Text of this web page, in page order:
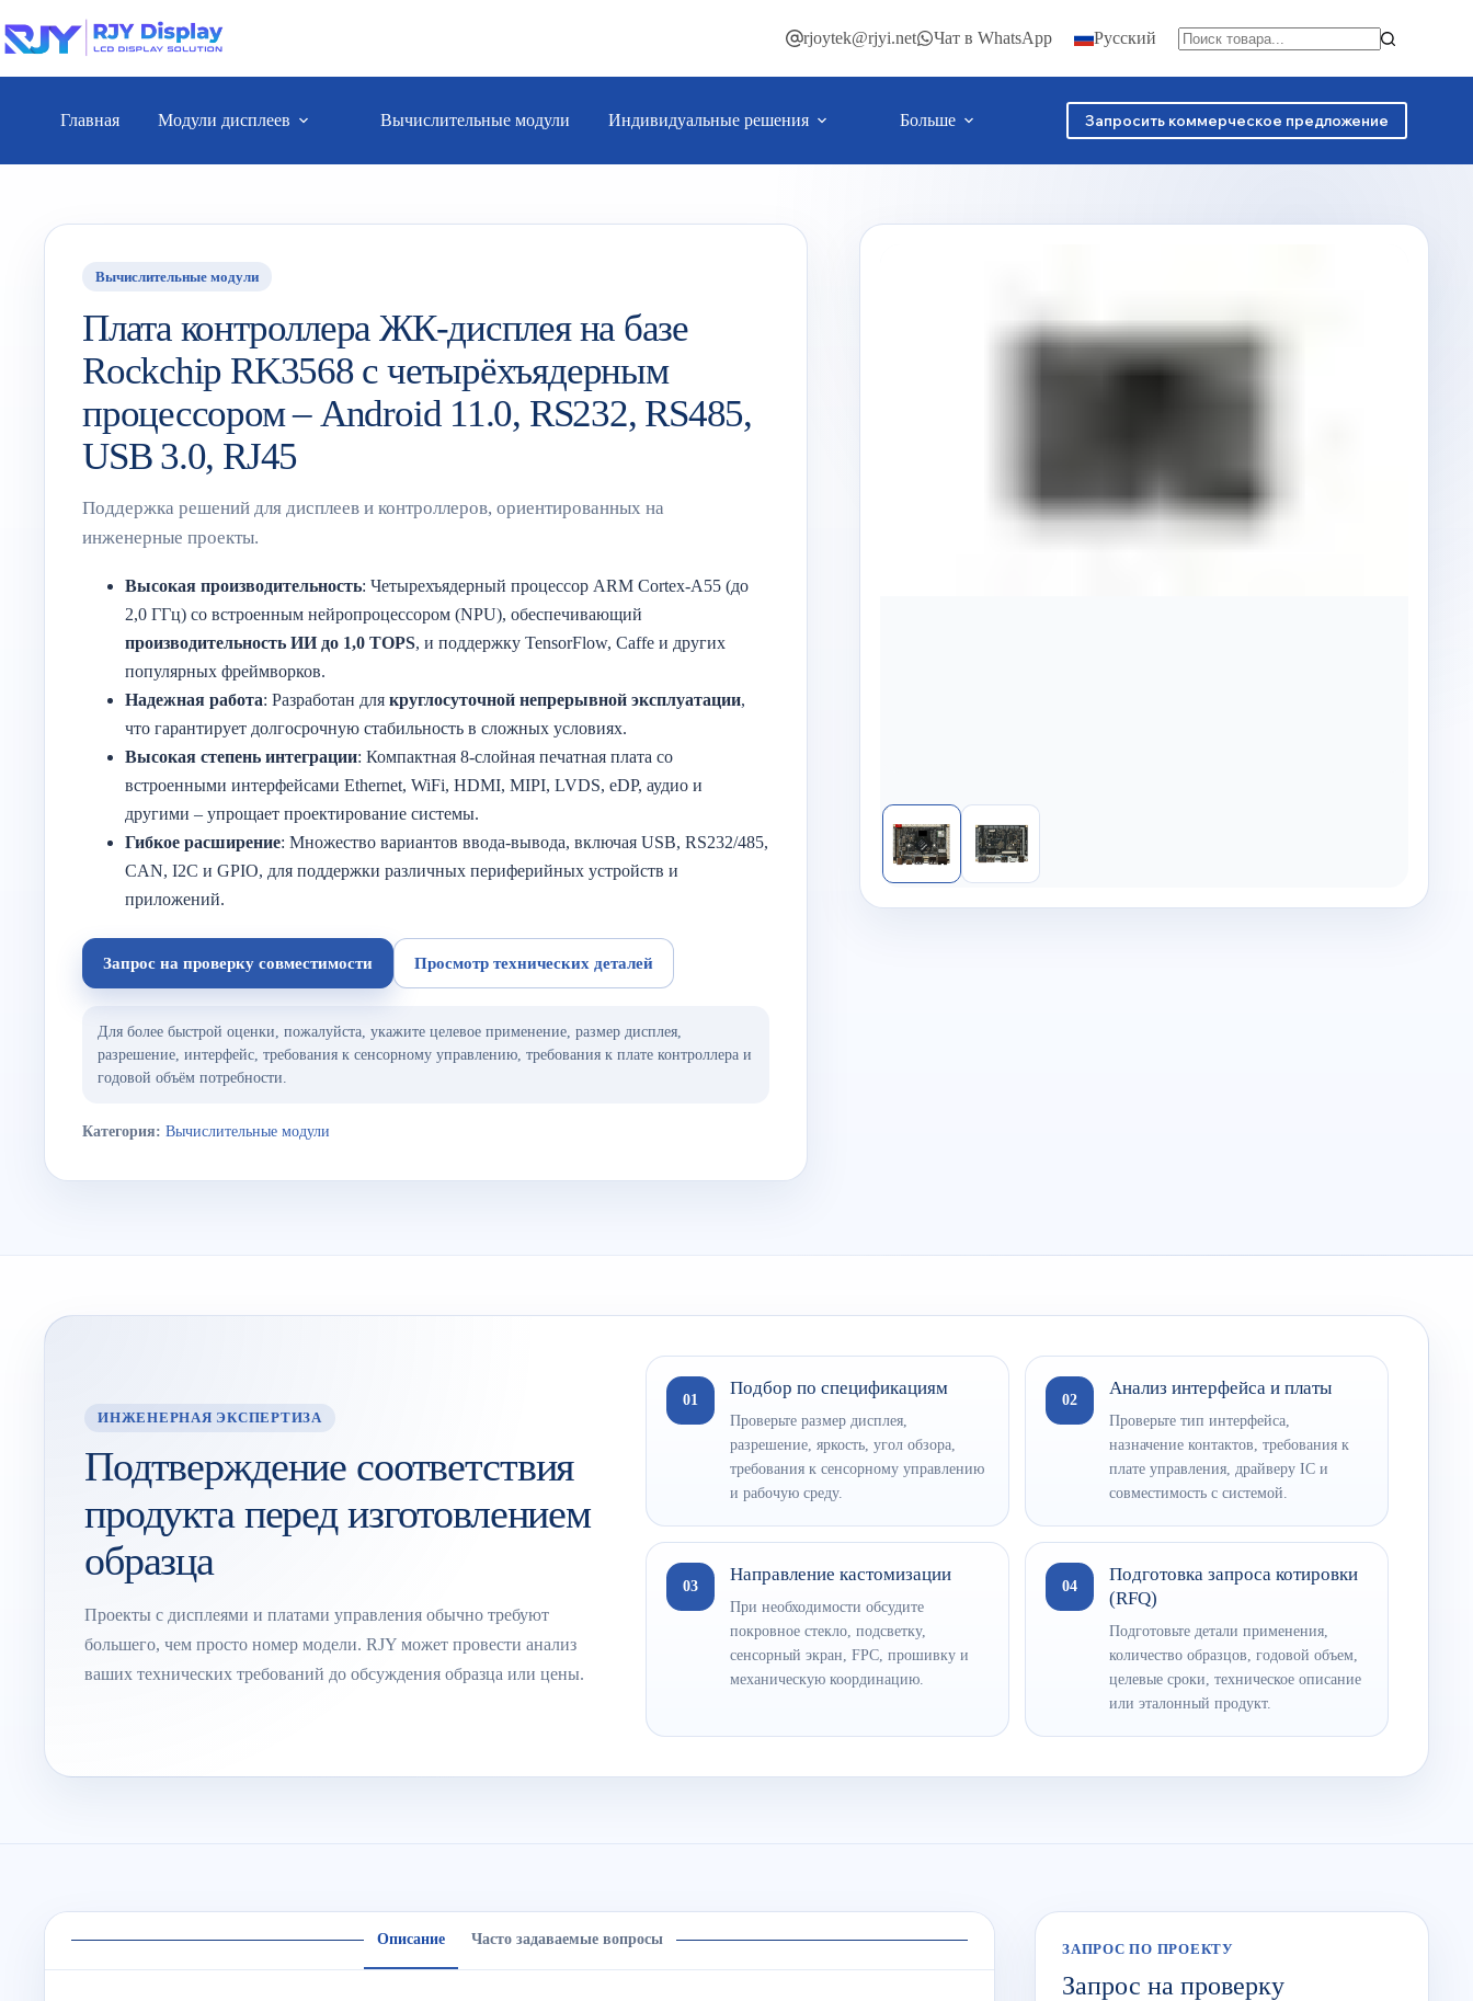
rjoytek@rjyi.net Чат в WhatsApp Русский
Главная Модули дисплеев Вычислительные модули Индивидуальные решения Больше Запросить коммерческое предложение
Вычислительные модули
Плата контроллера ЖК-дисплея на базе
Rockchip RK3568 с четырёхъядерным
процессором – Android 11.0, RS232, RS485,
USB 3.0, RJ45
Поддержка решений для дисплеев и контроллеров, ориентированных на
инженерные проекты.
Высокая производительность: Четырехъядерный процессор ARM Cortex-A55 (до
2,0 ГГц) со встроенным нейропроцессором (NPU), обеспечивающий
производительность ИИ до 1,0 TOPS, и поддержку TensorFlow, Caffe и других
популярных фреймворков.
Надежная работа: Разработан для круглосуточной непрерывной эксплуатации,
что гарантирует долгосрочную стабильность в сложных условиях.
Высокая степень интеграции: Компактная 8-слойная печатная плата со
встроенными интерфейсами Ethernet, WiFi, HDMI, MIPI, LVDS, eDP, аудио и
другими – упрощает проектирование системы.
Гибкое расширение: Множество вариантов ввода-вывода, включая USB, RS232/485,
CAN, I2C и GPIO, для поддержки различных периферийных устройств и
приложений.
Запрос на проверку совместимости Просмотр технических деталей
Для более быстрой оценки, пожалуйста, укажите целевое применение, размер дисплея,
разрешение, интерфейс, требования к сенсорному управлению, требования к плате контроллера и
годовой объём потребности.
Категория: Вычислительные модули
ИНЖЕНЕРНАЯ ЭКСПЕРТИЗА
Подтверждение соответствия
продукта перед изготовлением
образца
Проекты с дисплеями и платами управления обычно требуют
большего, чем просто номер модели. RJY может провести анализ
ваших технических требований до обсуждения образца или цены.
01
Подбор по спецификациям
Проверьте размер дисплея,
разрешение, яркость, угол обзора,
требования к сенсорному управлению
и рабочую среду.
02
Анализ интерфейса и платы
Проверьте тип интерфейса,
назначение контактов, требования к
плате управления, драйверу IC и
совместимость с системой.
03
Направление кастомизации
При необходимости обсудите
покровное стекло, подсветку,
сенсорный экран, FPC, прошивку и
механическую координацию.
04
Подготовка запроса котировки
(RFQ)
Подготовьте детали применения,
количество образцов, годовой объем,
целевые сроки, техническое описание
или эталонный продукт.
Описание Часто задаваемые вопросы
ЗАПРОС ПО ПРОЕКТУ
Запрос на проверку